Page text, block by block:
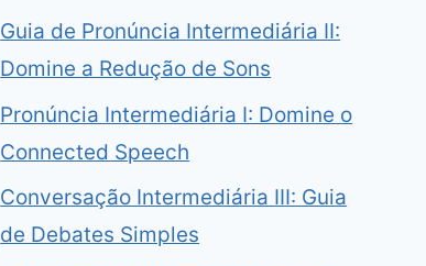
Guia de Pronúncia Intermediária II:
Domine a Redução de Sons
Pronúncia Intermediária I: Domine o
Connected Speech
Conversação Intermediária III: Guia
de Debates Simples